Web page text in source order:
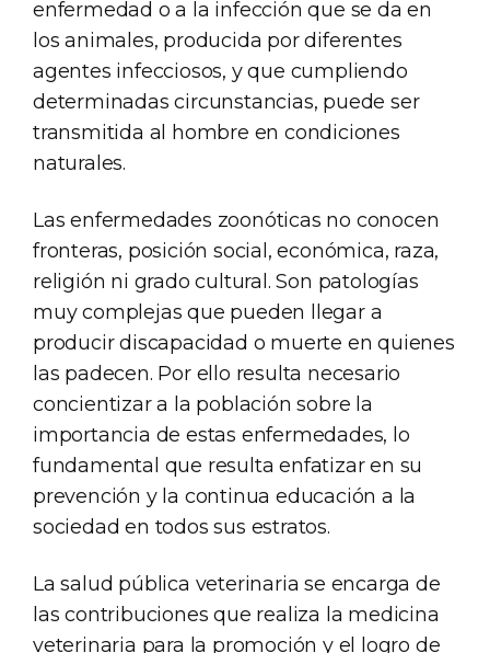
enfermedad o a la infección que se da en
los animales, producida por diferentes
agentes infecciosos, y que cumpliendo
determinadas circunstancias, puede ser
transmitida al hombre en condiciones
naturales.
Las enfermedades zoonóticas no conocen
fronteras, posición social, económica, raza,
religión ni grado cultural. Son patologías
muy complejas que pueden llegar a
producir discapacidad o muerte en quienes
las padecen. Por ello resulta necesario
concientizar a la población sobre la
importancia de estas enfermedades, lo
fundamental que resulta enfatizar en su
prevención y la continua educación a la
sociedad en todos sus estratos.
La salud pública veterinaria se encarga de
las contribuciones que realiza la medicina
veterinaria para la promoción y el logro de